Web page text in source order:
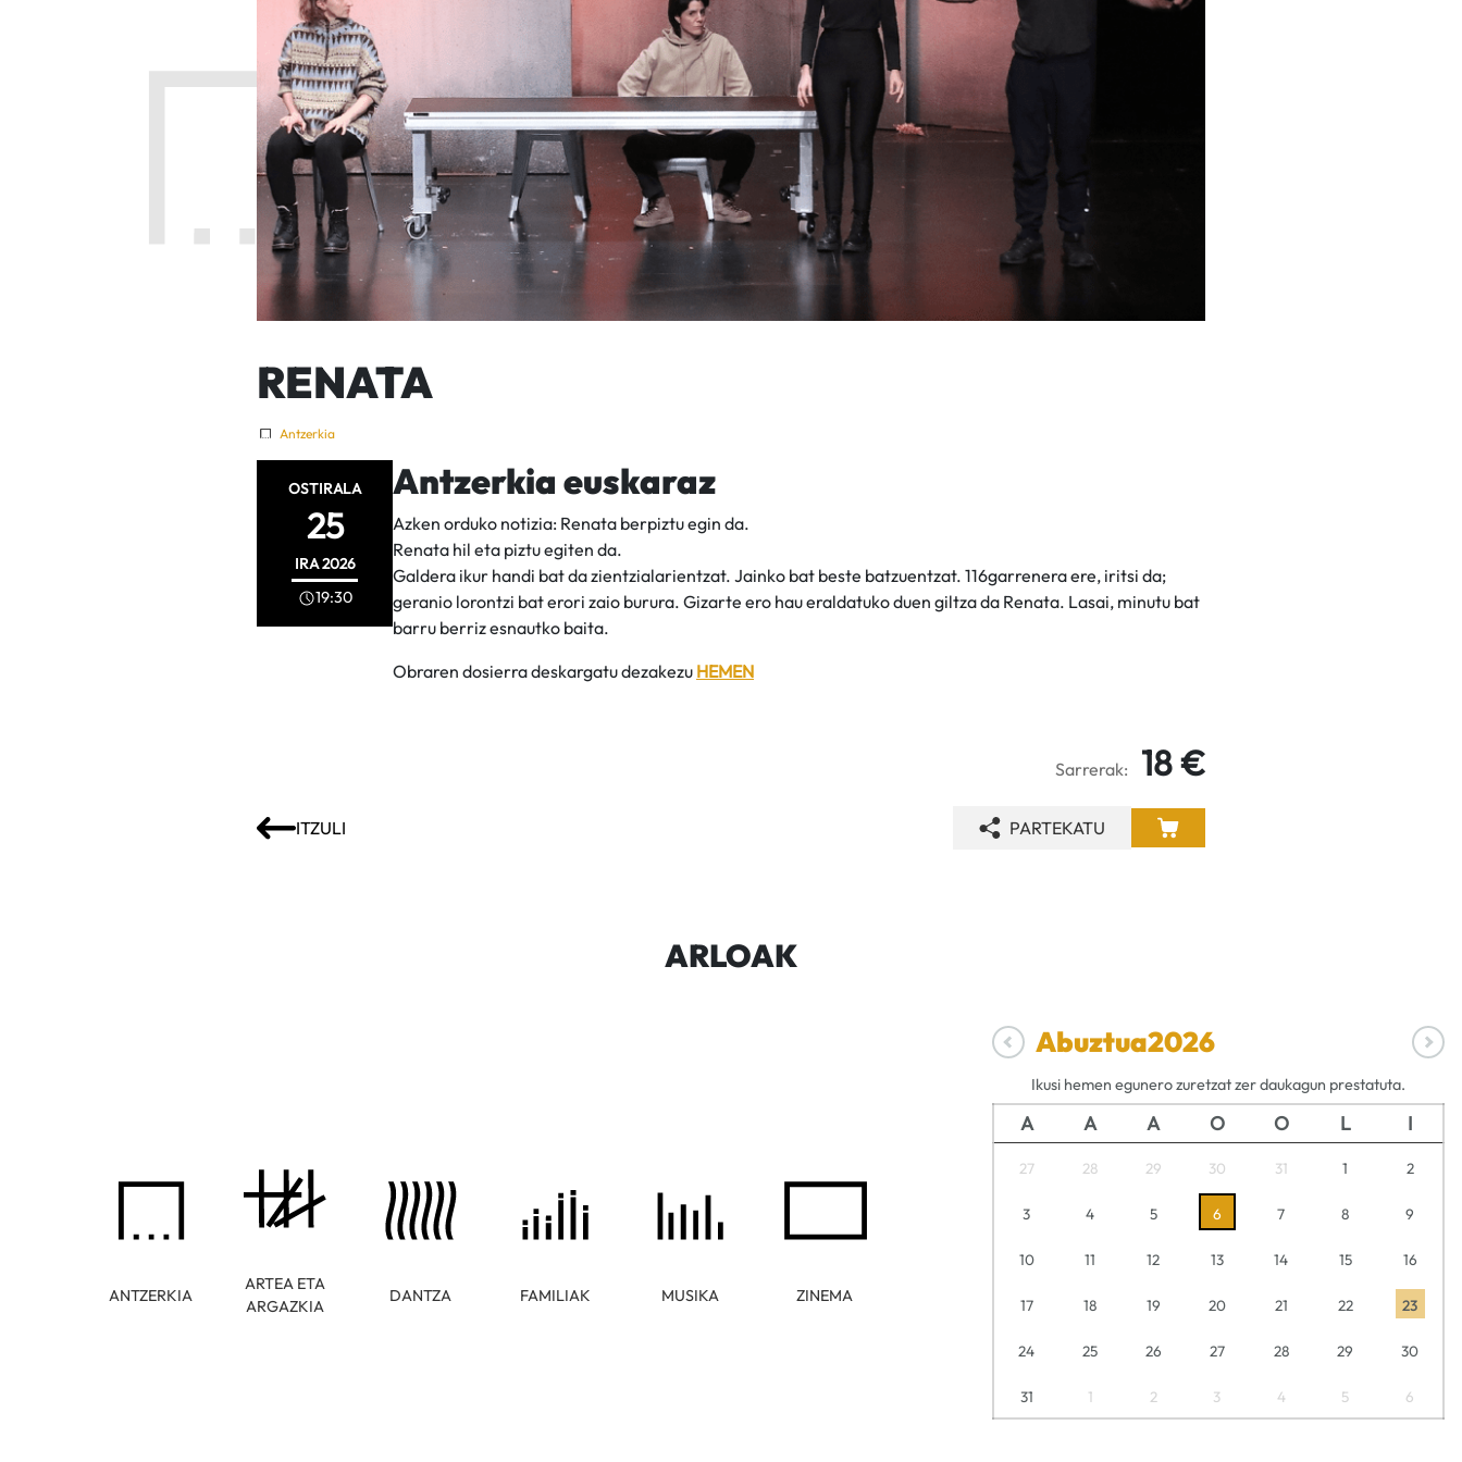
RENATA
Antzerkia
OSTIRALA
25
IRA2026
19:30
Antzerkia euskaraz
Azken orduko notizia: Renata berpiztu egin da.
Renata hil eta piztu egiten da.
Galdera ikur handi bat da zientzialarientzat. Jainko bat beste batzuentzat. 116garrenera ere, iritsi da;
geranio lorontzi bat erori zaio burura. Gizarte ero hau eraldatuko duen giltza da Renata. Lasai, minutu bat
barru berriz esnautko baita.
Obraren dosierra deskargatu dezakezu HEMEN
Sarrerak: 18 €
ITZULI PARTEKATU
ARLOAK
ANTZERKIA
ARTEA ETA
ARGAZKIA
DANTZA FAMILIAK MUSIKA ZINEMA
Abuztua2026
Ikusi hemen egunero zuretzat zer daukagun prestatuta.
A A A O O L I
27 28 29 30 31 1 2
3 4 5 6 7 8 9
10 11 12 13 14 15 16
17 18 19 20 21 22 23
24 25 26 27 28 29 30
31 1 2 3 4 5 6